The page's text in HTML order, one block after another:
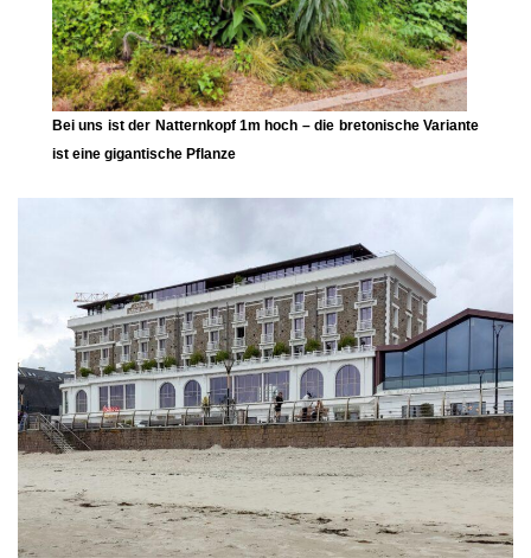
Bei uns ist der Natternkopf1m hoch – die bretonische Variante
ist eine gigantische Pflanze